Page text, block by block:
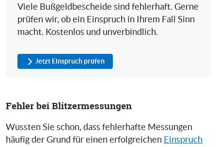
Viele Bußgeldbescheide sind fehlerhaft. Gerne
prüfen wir, ob ein Einspruch in Ihrem Fall Sinn
macht. Kostenlos und unverbindlich.
Jetzt Einspruch prüfen
Fehler bei Blitzermessungen
Wussten Sie schon, dass fehlerhafte Messungen
häufig der Grund für einen erfolgreichen Einspruch